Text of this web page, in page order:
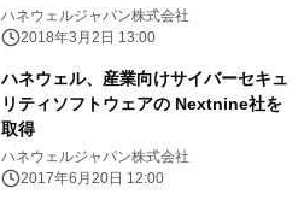
の採用例
ハネウェルジャパン株式会社
2018年3月2日 13:00
ハネウェル、産業向けサイバーセキュ
リティソフトウェアの Nextnine社を
取得
ハネウェルジャパン株式会社
2017年6月20日 12:00